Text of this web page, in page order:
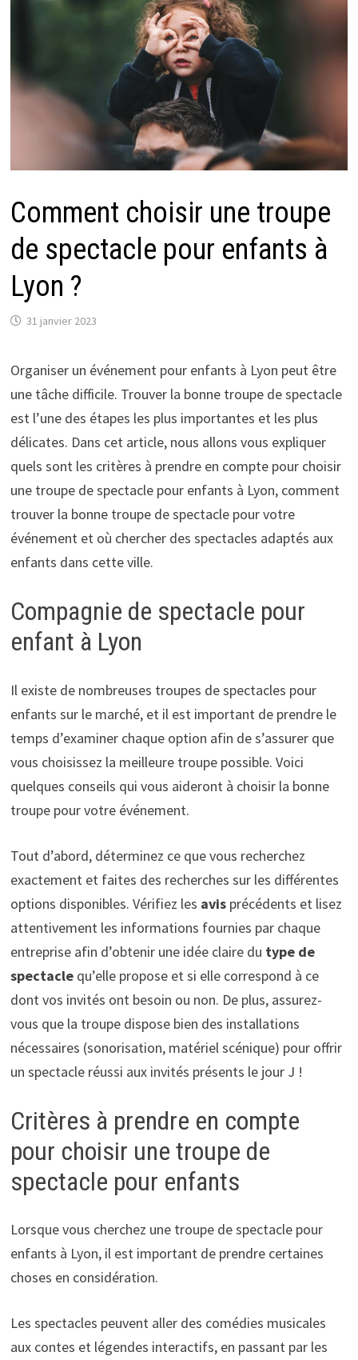
Comment choisir une troupe
de spectacle pour enfants à
Lyon ?
31 janvier 2023
Organiser un événement pour enfants à Lyon peut être
une tâche difficile. Trouver la bonne troupe de spectacle
est l’une des étapes les plus importantes et les plus
délicates. Dans cet article, nous allons vous expliquer
quels sont les critères à prendre en compte pour choisir
une troupe de spectacle pour enfants à Lyon, comment
trouver la bonne troupe de spectacle pour votre
événement et où chercher des spectacles adaptés aux
enfants dans cette ville.
Compagnie de spectacle pour
enfant à Lyon
Il existe de nombreuses troupes de spectacles pour
enfants sur le marché, et il est important de prendre le
temps d’examiner chaque option afin de s’assurer que
vous choisissez la meilleure troupe possible. Voici
quelques conseils qui vous aideront à choisir la bonne
troupe pour votre événement.
Tout d’abord, déterminez ce que vous recherchez
exactement et faites des recherches sur les différentes
options disponibles. Vérifiez les avisprécédents et lisez
attentivement les informations fournies par chaque
entreprise afin d’obtenir une idée claire du type de
spectaclequ’elle propose et si elle correspond à ce
dont vos invités ont besoin ou non. De plus, assurez-
vous que la troupe dispose bien des installations
nécessaires (sonorisation, matériel scénique) pour offrir
un spectacle réussi aux invités présents le jour J !
Critères à prendre en compte
pour choisir une troupe de
spectacle pour enfants
Lorsque vous cherchez une troupe de spectacle pour
enfants à Lyon, il est important de prendre certaines
choses en considération.
Les spectacles peuvent aller des comédies musicales
aux contes et légendes interactifs, en passant par les